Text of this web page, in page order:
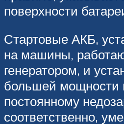
поверхности
Стартовые АКБ,
на машины,
генератором, и
большей мощности
постоянному
соответственно,